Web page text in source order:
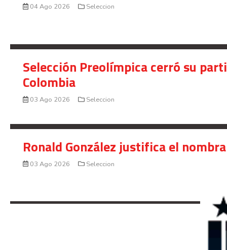
04 Ago 2026 Seleccion
Selección Preolímpica cerró su
Colombia
03 Ago 2026 Seleccion
Ronald González justifica el
03 Ago 2026 Seleccion